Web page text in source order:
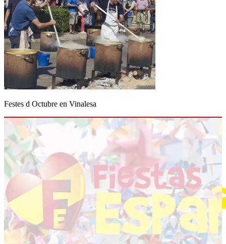
Festes d Octubre en Vinalesa